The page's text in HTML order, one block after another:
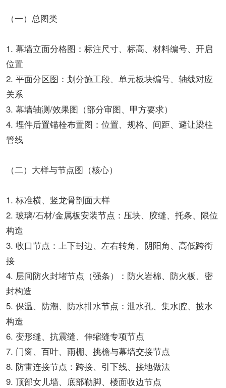
（一）总图类
1. 幕墙立面分格图：标注尺寸、标高、材料编号、开启
位置
2. 平面分区图：划分施工段、单元板块编号、轴线对应
关系
3. 幕墙轴测/效果图（部分审图、甲方要求）
4. 埋件后置锚栓布置图：位置、规格、间距、避让梁柱
管线
（二）大样与节点图（核心）
1. 标准横、竖龙骨剖面大样
2. 玻璃/石材/金属板安装节点：压块、胶缝、托条、限位
构造
3. 收口节点：上下封边、左右转角、阴阳角、高低跨衔
接
4. 层间防火封堵节点（强条）：防火岩棉、防火板、密
封构造
5. 保温、防潮、防水排水节点：泄水孔、集水腔、披水
构造
6. 变形缝、抗震缝、伸缩缝专项节点
7. 门窗、百叶、雨棚、挑檐与幕墙交接节点
8. 防雷连接节点：跨接、引下线、接地做法
9. 顶部女儿墙、底部勒脚、楼面收边节点